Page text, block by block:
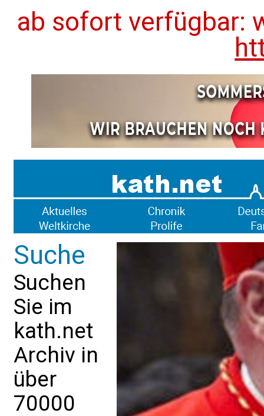
ab sofort verfügbar:
Suche
Suchen
Sie im
kath.net
Archiv in
über
70000